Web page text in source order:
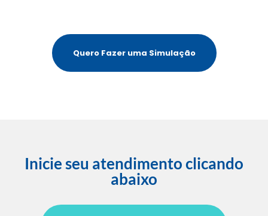
Quero Fazer uma Simulação
Inicie seu atendimento clicando
abaixo